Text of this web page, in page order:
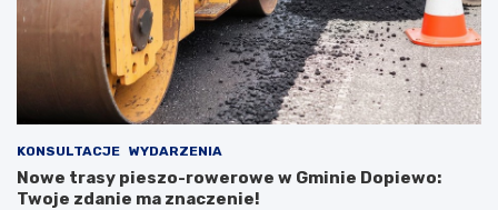
KONSULTACJE WYDARZENIA
Nowe trasy pieszo-rowerowe w Gminie Dopiewo:
Twoje zdanie ma znaczenie!